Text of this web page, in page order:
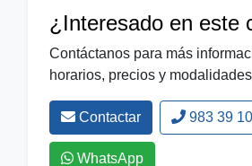
¿Interesado en este
Contáctanos para más
horarios, precios y
Contactar 983 39
WhatsApp